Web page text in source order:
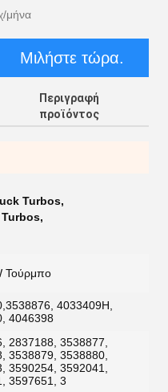
μήνα
Μιλήστε τώρα.
Περιγραφή
προϊόντος
Turbos,
Turbos,
Τούρμπο
4033409H,
4046398
2837188, 3538877,
3538879, 3538880,
3590254, 3592041,
3597651, 3